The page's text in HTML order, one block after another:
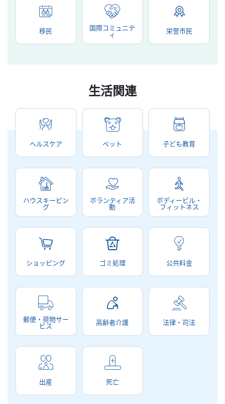
移民
国際コミュニテ
ィ
栄誉市民
生活関連
ヘルスケア ペット 子ども教育
ハウスキーピン
グ
ボランティア活
動
ボディービル・
フィットネス
ショッピング ゴミ処理 公共料金
郵便・荷物サー
ビス
高齢者介護 法律・司法
出産 死亡